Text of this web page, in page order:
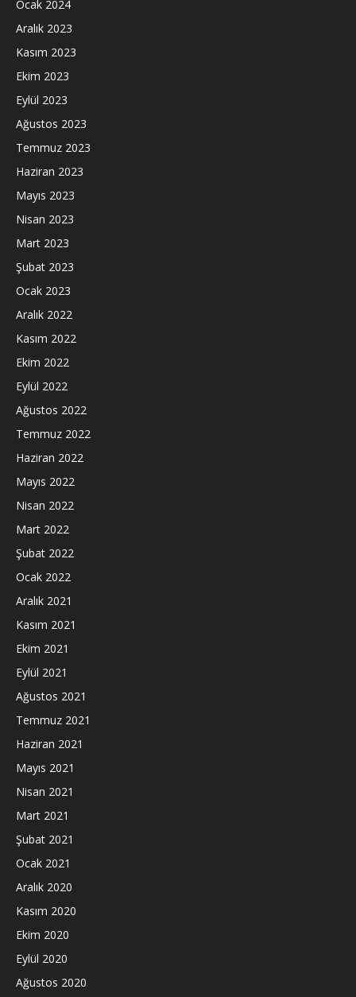
Ocak 2024
Aralık 2023
Kasım 2023
Ekim 2023
Eylül 2023
Ağustos 2023
Temmuz 2023
Haziran 2023
Mayıs 2023
Nisan 2023
Mart 2023
Şubat 2023
Ocak 2023
Aralık 2022
Kasım 2022
Ekim 2022
Eylül 2022
Ağustos 2022
Temmuz 2022
Haziran 2022
Mayıs 2022
Nisan 2022
Mart 2022
Şubat 2022
Ocak 2022
Aralık 2021
Kasım 2021
Ekim 2021
Eylül 2021
Ağustos 2021
Temmuz 2021
Haziran 2021
Mayıs 2021
Nisan 2021
Mart 2021
Şubat 2021
Ocak 2021
Aralık 2020
Kasım 2020
Ekim 2020
Eylül 2020
Ağustos 2020